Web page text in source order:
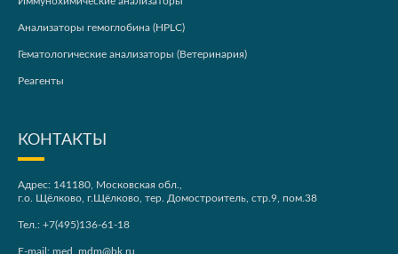
Анализаторы гемоглобина (HPLC)
Гематологические анализаторы (Ветеринария)
Реагенты
КОНТАКТЫ
Адрес: 141180, Московская обл.,
г.о. Щёлково, г.Щёлково, тер. Домостроитель, стр.9, пом.38
Тел.: +7(495)136-61-18
E-mail: med_mdm@bk.ru